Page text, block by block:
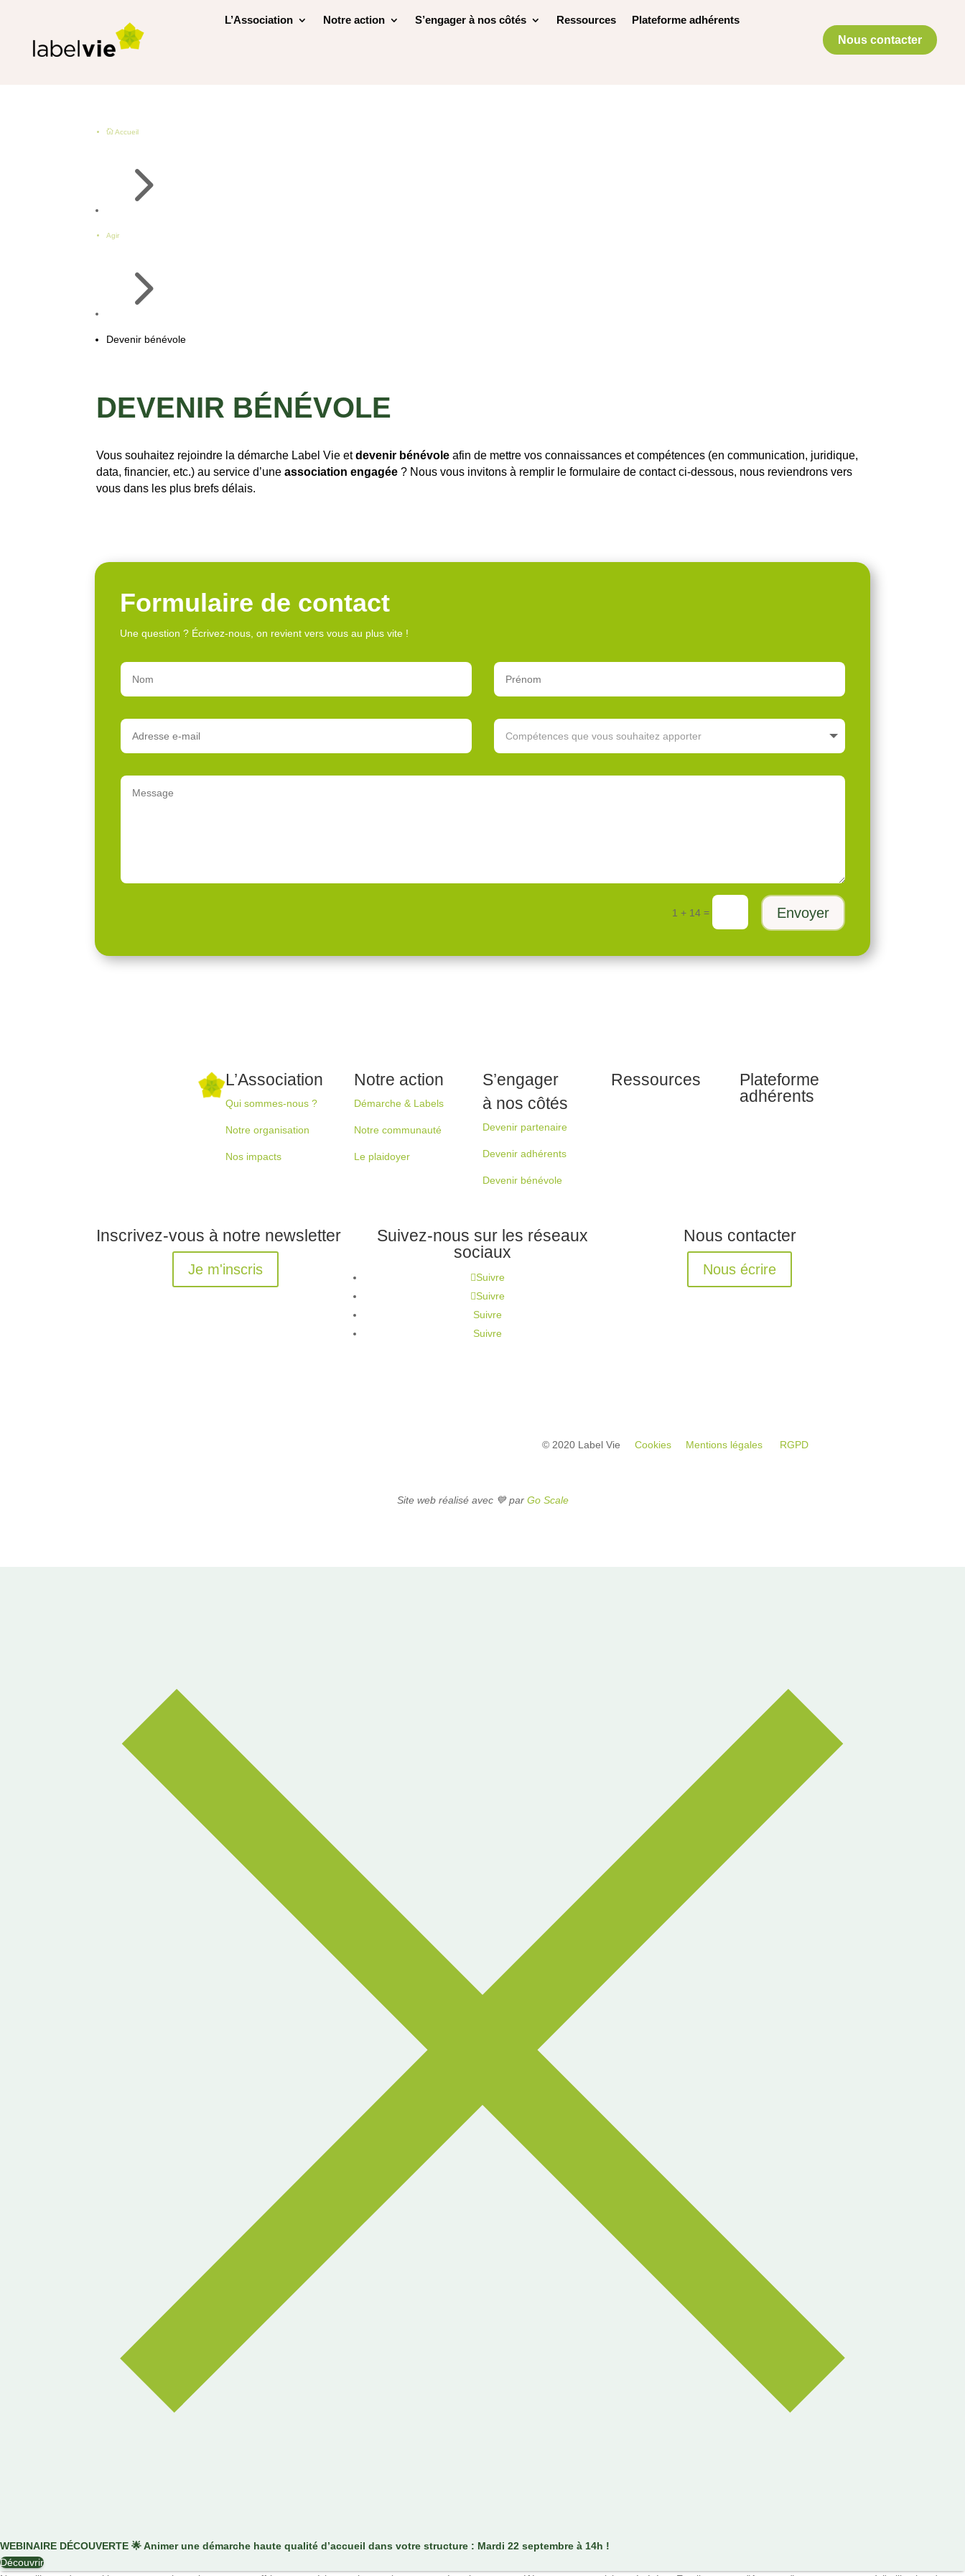
L’Association Notre action S’engager à nos côtés Ressources
Plateforme adhérents
Nous contacter
 Accueil
5
Agir
5
Devenir bénévole
DEVENIR BÉNÉVOLE
Vous souhaitez rejoindre la démarche Label Vie etdevenir bénévoleafin de mettre vos connaissances et compétences (en communication, juridique,
data, financier, etc.)au service d’une association engagée ? Nous vous invitons à remplir le formulaire de contact ci-dessous, nous reviendrons vers
vous dans les plus brefs délais.
Formulaire de contact
Une question ? Écrivez-nous, on revient vers vous au plus vite !
1 + 14 = Envoyer
L’Association
Qui sommes-nous ?
Notre organisation
Nos impacts
Notre action
Démarche & Labels
Notre communauté
Le plaidoyer
S’engager
à nos côtés
Devenir partenaire
Devenir adhérents
Devenir bénévole
Ressources
Plateforme
adhérents
Inscrivez-vous à notre newsletter
Je m'inscris
Suivez-nous sur les réseaux
sociaux
Suivre
Suivre
Suivre
Suivre
Nous contacter
Nous écrire
© 2020 Label VieCookies Mentions légales RGPD
Site web réalisé avec 💙 par Go Scale
WEBINAIRE DÉCOUVERTE 🌟Animer une démarche haute qualité d’accueil dans votre structure : Mardi 22 septembre à 14h !
Découvrir